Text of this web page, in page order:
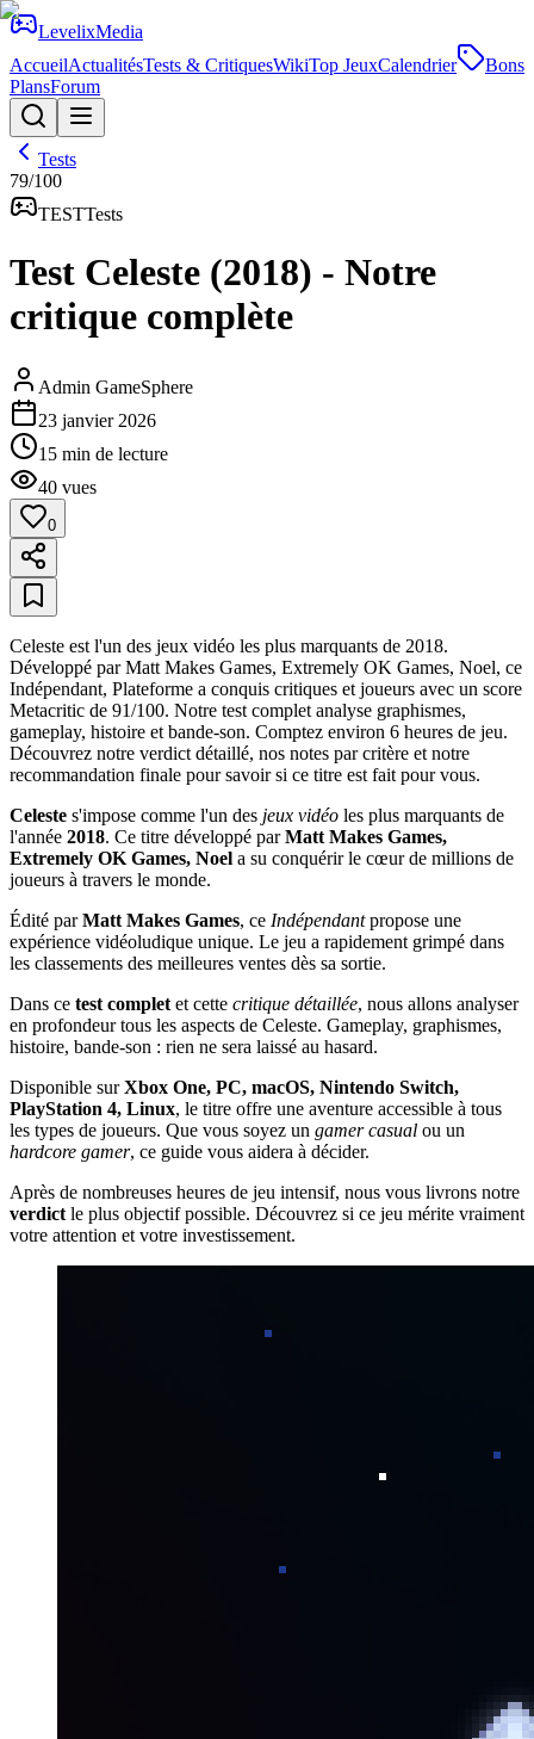
LevelixMedia
AccueilActualitésTests & CritiquesWikiTop JeuxCalendrier
Bons
PlansForum
Tests
79/100
TESTTests
Test Celeste (2018) - Notre
critique complète
Admin GameSphere
23 janvier 2026
15 min de lecture
40 vues
0
Celeste est l'un des jeux vidéo les plus marquants de 2018.
Développé par Matt Makes Games, Extremely OK Games, Noel, ce
Indépendant, Plateforme a conquis critiques et joueurs avec un score
Metacritic de 91/100. Notre test complet analyse graphismes,
gameplay, histoire et bande-son. Comptez environ 6 heures de jeu.
Découvrez notre verdict détaillé, nos notes par critère et notre
recommandation finale pour savoir si ce titre est fait pour vous.
Celeste s'impose comme l'un des jeux vidéo les plus marquants de
l'année 2018. Ce titre développé parMatt Makes Games,
Extremely OK Games, Noel a su conquérir le cœur de millions de
joueurs à travers le monde.
Édité parMatt Makes Games, ce Indépendantpropose une
expérience vidéoludique unique. Le jeu a rapidement grimpé dans
les classements des meilleures ventes dès sa sortie.
Dans ce test complet et cette critique détaillée, nous allons analyser
en profondeur tous les aspects de Celeste. Gameplay, graphismes,
histoire, bande-son : rien ne sera laissé au hasard.
Disponible surXbox One, PC, macOS, Nintendo Switch,
PlayStation 4, Linux, le titre offre une aventure accessible à tous
les types de joueurs. Que vous soyez un gamer casual ou un
hardcore gamer, ce guide vous aidera à décider.
Après de nombreuses heures de jeu intensif, nous vous livrons notre
verdict le plus objectif possible. Découvrez si ce jeu mérite vraiment
votre attention et votre investissement.